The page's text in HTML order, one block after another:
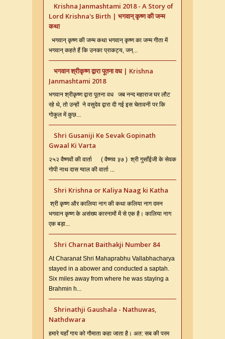
Krishna Janmashtami 2018 - A Story of
Lord Krishna's Birth | भगवान् कृष्ण की जन्म
कथा
भगवान् कृष्ण की जन्म कथा भगवान् कृष्ण का जन्म गीता में
भगवान् कहते हैं कि उनका प्राकट्य, जन्...
भगवान श्रीकृष्ण द्वारा पूतना वध | Krishna
Janmashtami 2018
भगवान श्रीकृष्ण द्वारा पूतना वध जब नन्द महाराज घर लौट
रहे थे, तो उन्हों ने वसुदेव द्वारा दी गई इस चेतावनी पर कि
गोकुल में कुछ...
Shri Gusaniji Ke Sevak Gopinath
Gwaal Ki Varta
२५२ वैष्णवों की वार्ता ( वैष्णव ३७ ) श्री गुसाँईजी के सेवक
गोपी नाथ दास ग्वाल की वार्ता ...
Shri Krishna or Kaliya Naag ki Katha
श्री कृष्ण और कालिया नाग की कथा कलिया नाग दमन
भगवान कृष्ण के असंख्य कारनामों में से एक है। कालिया नाग
एक बड़ा...
Shri Charnat Baithakji Number 84
At Charanat Shri Mahaprabhu Vallabhacharya
stayed in a abower and conducted a saptah.
Six miles away from where he was staying a
Brahmin h...
Shrinathji Gaushala - Nathuwas,
Nathdwara
हमारे यहाँ गाय को गौमाता कहा जाता है। अत: सब की परम